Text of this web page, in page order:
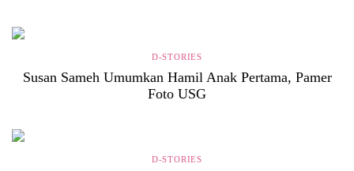
D-STORIES
Susan Sameh Umumkan Hamil Anak Pertama, Pamer
Foto USG
D-STORIES